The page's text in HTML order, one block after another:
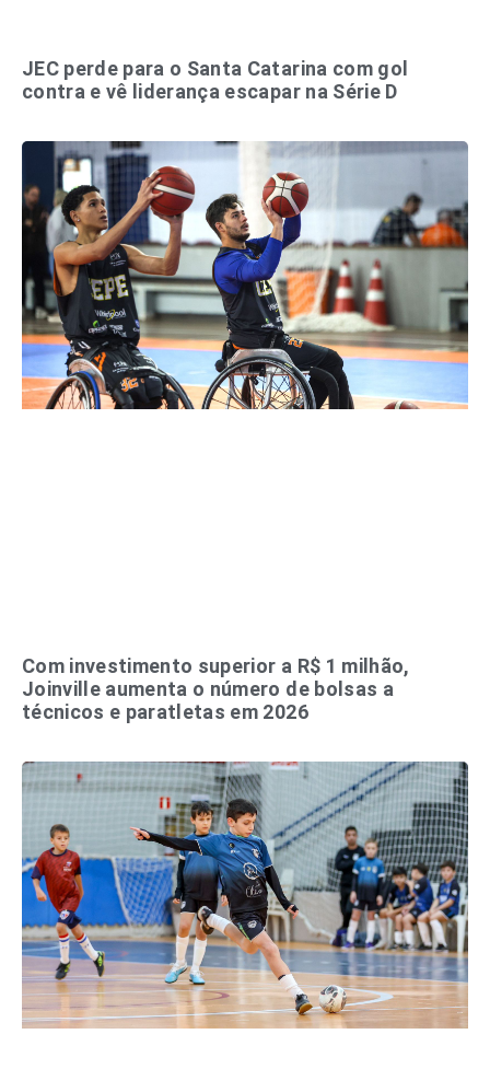
JEC perde para o Santa Catarina com gol
contra e vê liderança escapar na Série D
Com investimento superior a R$ 1 milhão,
Joinville aumenta o número de bolsas a
técnicos e paratletas em 2026